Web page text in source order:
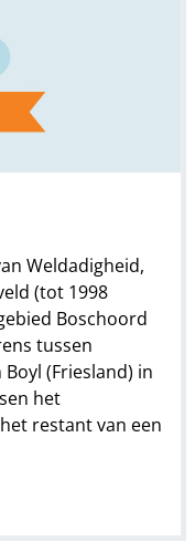
Weldadigheid,
(tot 1998
Boschoord
tussen
(Friesland) in
het
restant van een